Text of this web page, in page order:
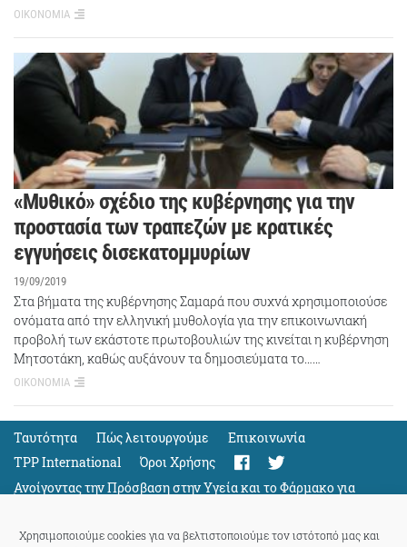
Χρησιμοποιούμε cookies για να βελτιστοποιούμε τον ιστότοπό μας και
ΟΙΚΟΝΟΜΙΑ
«Μυθικό» σχέδιο της κυβέρνησης για την
προστασία των τραπεζών με κρατικές
εγγυήσεις δισεκατομμυρίων
19/09/2019
Στα βήματα της κυβέρνησης Σαμαρά που συχνά χρησιμοποιούσε
ονόματα από την ελληνική μυθολογία για την επικοινωνιακή
προβολή των εκάστοτε πρωτοβουλιών της κινείται η κυβέρνηση
Μητσοτάκη, καθώς αυξάνουν τα δημοσιεύματα το……
ΟΙΚΟΝΟΜΙΑ
Ταυτότητα Πώς λειτουργούμε
Eπικοινωνία
TPP International
Όροι Χρήσης
Ανοίγοντας την Πρόσβαση στην Υγεία και το Φάρμακο για
Όλους
Support